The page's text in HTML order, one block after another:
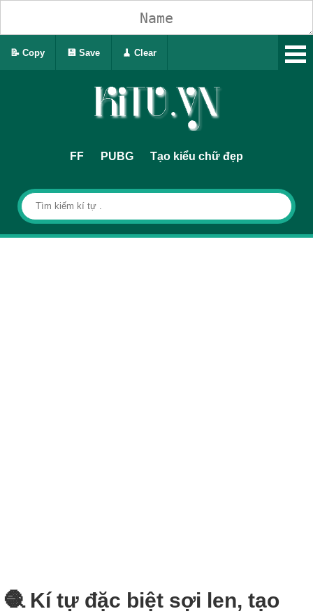
FF PUBG Tạo kiểu chữ đẹp
🧶 Kí tự đặc biệt sợi len, tạo
📝 Copy 💾 Save 🧹 Clear